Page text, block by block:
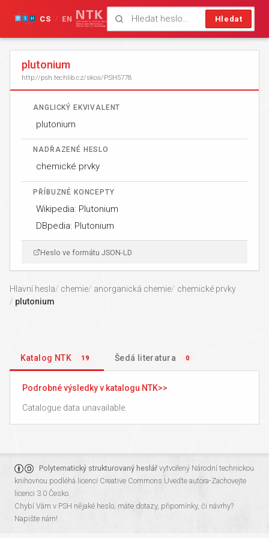
Hledat
CS / EN
plutonium
http://psh.techlib.cz/skos/PSH5778
ANGLICKÝ EKVIVALENT
plutonium
NADŘAZENÉ HESLO
chemické prvky
PŘÍBUZNÉ KONCEPTY
Wikipedia: Plutonium
DBpedia: Plutonium
Heslo ve formátu JSON-LD
Hlavní hesla chemie anorganická chemie
chemické prvky
plutonium
Katalog NTK 19 Šedá literatura 0
Podrobné výsledky v katalogu NTK
Catalogue data unavailable.
Polytematický strukturovaný heslářvytvořený Národní technickou
knihovnou podléhá licenci Creative Commons Uveďte autora-Zachovejte
licenci 3.0 Česko.
Chybí Vám v PSH nějaké heslo, máte dotazy, připomínky, či návrhy?
Napište nám!